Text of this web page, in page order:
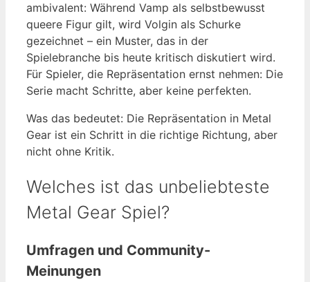
ambivalent: Während Vamp als selbstbewusst
queere Figur gilt, wird Volgin als Schurke
gezeichnet – ein Muster, das in der
Spielebranche bis heute kritisch diskutiert wird.
Für Spieler, die Repräsentation ernst nehmen: Die
Serie macht Schritte, aber keine perfekten.
Was das bedeutet: Die Repräsentation in Metal
Gear ist ein Schritt in die richtige Richtung, aber
nicht ohne Kritik.
Welches ist das unbeliebteste
Metal Gear Spiel?
Umfragen und Community-
Meinungen